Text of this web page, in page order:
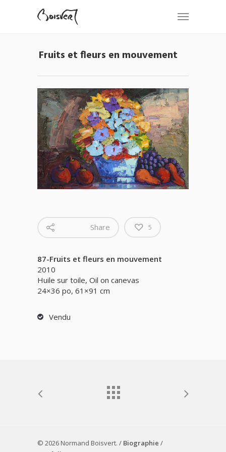
Fruits et fleurs en mouvement
Share 5
87-Fruits et fleurs en mouvement
2010
Huile sur toile, Oil on canevas
24×36 po, 61×91 cm
Vendu
© 2026 Normand Boisvert. / Biographie /